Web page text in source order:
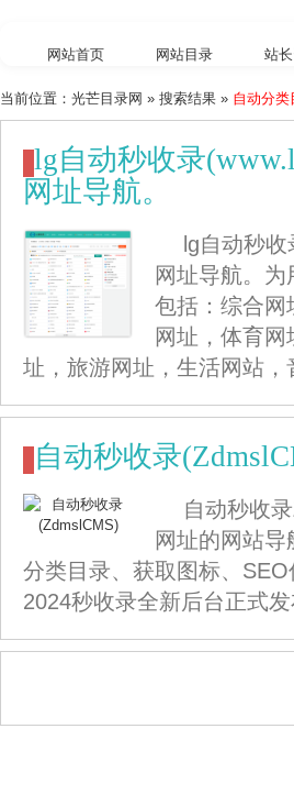
网站首页 网站目录 站
外链工具 综合查询
当前位置： 光芒目录网 » 搜索结果 » 自动分类
lg自动秒收录
网址导航。
lg自动秒
网址导航。
包括：综合网
网址，体育
址，旅游网址，生活网站
自动秒收录
自动秒收
网址的网站
分类目录、获取图标、
2024秒收录全新后台正式发